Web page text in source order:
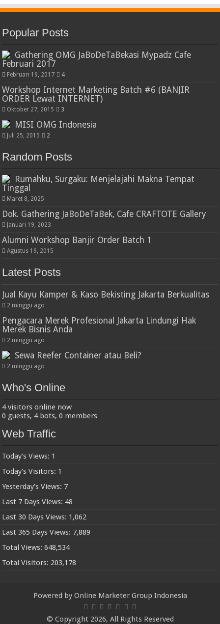
Popular Posts
Gathering OMG JaBoDeTaBekasi Mypadz Cafe
Februari 2017
Februari 19, 2017 4
Workshop Internet Marketing Batch #6 (BANJIR
ORDER Lewat INTERNET)
Oktober 27, 2015 3
MISI OMG Indonesia
Juli 25, 2015 2
Random Posts
Rumahku, Surgaku: Menjelajahi Makna Tempat
Tinggal
Maret 8, 2025
Dok. Gathering JaBoDeTaBek, Cafe CRAFTOTE Gallery
Januari 19, 2023
Alumni Workshop Banjir Order Batch 1
Agustus 19, 2015
Latest Posts
Jual Kayu Kamper & Kaso Bekisting Jakarta Berkualitas
2 minggu ago
Pengacara Merek Profesional Jakarta Lindungi Hak
Merek Bisnis Anda
2 minggu ago
Sewa Reefer Container atau Beli?
2 minggu ago
Who's Online
4 visitors online now
0 guests, 4 bots, 0 members
Web Traffic
Today's Views: 1
Today's Visitors: 1
Yesterday's Views: 7
Last 7 Days Views: 48
Last 30 Days Views: 1,062
Last 365 Days Views: 7,889
Total Views:648,534
Total Visitors: 203,178
Powered by Online Marketer Group Indonesia
© Copyright 2026, All Rights Reserved